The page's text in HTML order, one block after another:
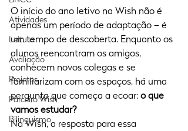
Atividades
Leitura
Avaliação
Projetos
Parceiro Wish
Bilinguismo
O início do ano letivo na Wish não é
apenas um período de adaptação – é
um tempo de descoberta. Enquanto os
alunos reencontram os amigos,
conhecem novos colegas e se
familiarizam com os espaços, há uma
pergunta que começa a ecoar: o que
vamos estudar?
Na Wish, a resposta para essa